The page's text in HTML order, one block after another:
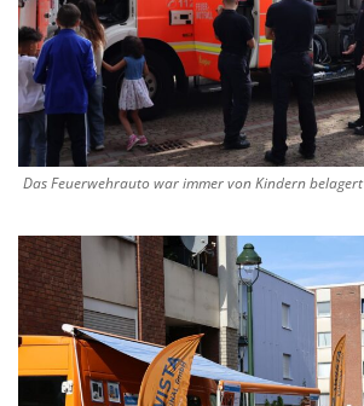
Das Feuerwehrauto war immer von Kindern belagert